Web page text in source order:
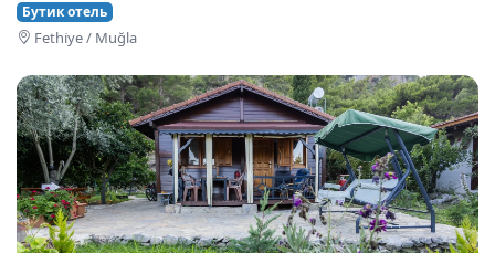
Бутик отель
Fethi̇ye / Muğla